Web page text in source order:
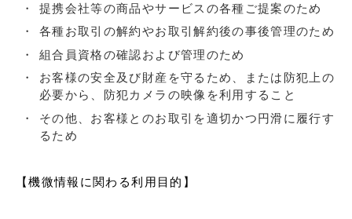
提携会社等の商品やサービスの各種ご提案のため
各種お取引の解約やお取引解約後の事後管理のため
組合員資格の確認および管理のため
お客様の安全及び財産を守るため、または防犯上の
必要から、防犯カメラの映像を利用すること
その他、お客様とのお取引を適切かつ円滑に履行す
るため
【機微情報に関わる利用目的】